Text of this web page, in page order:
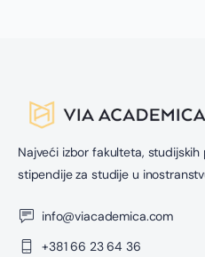
Najveći izbor fakulteta,
stipendije za studije u
info@viacademica.com
+381 66 23 64 36